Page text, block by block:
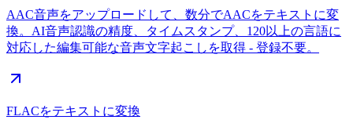
AAC音声をアップロードして、数分でAACをテキストに変
換。AI音声認識の精度、タイムスタンプ、120以上の言語に
対応した編集可能な音声文字起こしを取得 - 登録不要。
FLACをテキストに変換